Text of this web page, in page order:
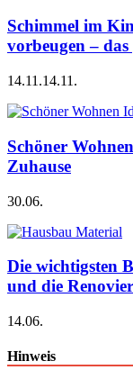
Schimmel im
vorbeugen –
14.11.14.11.
Schöner
Zuhause
30.06.
Die wichtigsten
und die
14.06.
Hinweis